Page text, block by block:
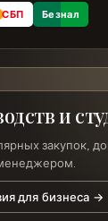
СБП Безнал
и
закупок,
для бизнеса →